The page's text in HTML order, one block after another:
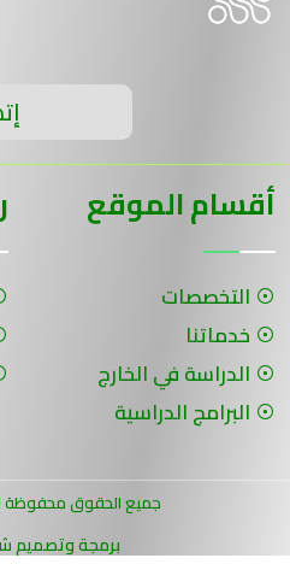
أقسام الموقع
التخصصات
خدماتنا
الدراسة في الخارج
البرامج الدراسية
جميع الحقوق محفوظة
برمجة وتصميم